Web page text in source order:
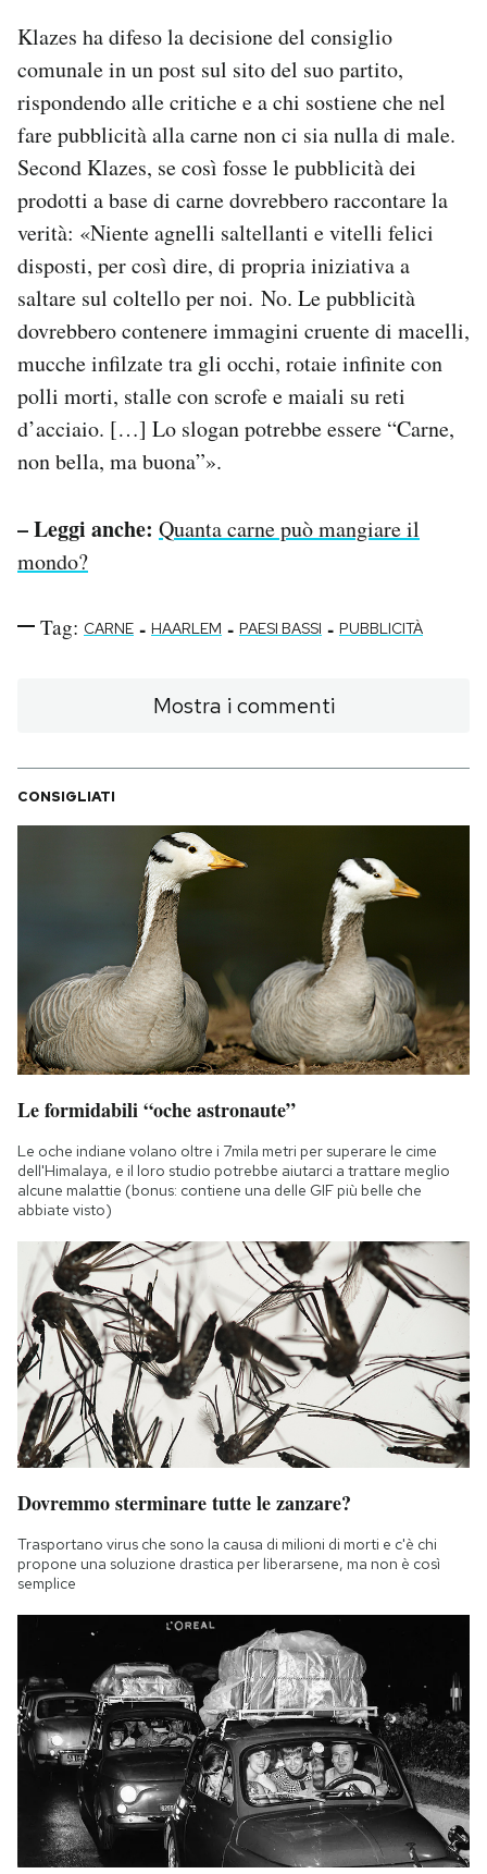
Klazes ha difeso la decisione del consiglio
comunale in un post sul sito del suo partito,
rispondendo alle critiche e a chi sostiene che nel
fare pubblicità alla carne non ci sia nulla di male.
Second Klazes, se così fosse le pubblicità dei
prodotti a base di carne dovrebbero raccontare la
verità: «Niente agnelli saltellanti e vitelli felici
disposti, per così dire, di propria iniziativa a
saltare sul coltello per noi. No. Le pubblicità
dovrebbero contenere immagini cruente di macelli,
mucche infilzate tra gli occhi, rotaie infinite con
polli morti, stalle con scrofe e maiali su reti
d’acciaio. […] Lo slogan potrebbe essere “Carne,
non bella, ma buona”».
– Leggi anche: Quanta carne può mangiare il
mondo?
Tag: CARNE - HAARLEM - PAESI BASSI - PUBBLICITÀ
Mostra i commenti
CONSIGLIATI
Le formidabili “oche astronaute”
Le oche indiane volano oltre i 7mila metri per superare le cime
dell'Himalaya, e il loro studio potrebbe aiutarci a trattare meglio
alcune malattie (bonus: contiene una delle GIF più belle che
abbiate visto)
Dovremmo sterminare tutte le zanzare?
Trasportano virus che sono la causa di milioni di morti e c'è chi
propone una soluzione drastica per liberarsene, ma non è così
semplice